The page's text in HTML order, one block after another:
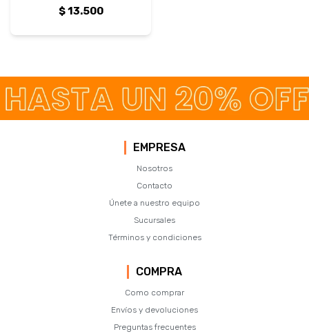
$13.500
EMPRESA
Nosotros
Contacto
Únete a nuestro equipo
Sucursales
Términos y condiciones
COMPRA
Como comprar
Envíos y devoluciones
Preguntas frecuentes